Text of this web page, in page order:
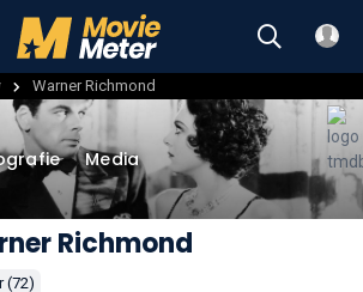
Warner Richmond
Media
Richmond
(72)